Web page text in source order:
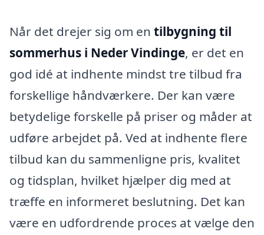
Når det drejer sig om en tilbygning til
sommerhus i Neder Vindinge, er det en
god idé at indhente mindst tre tilbud fra
forskellige håndværkere. Der kan være
betydelige forskelle på priser og måder at
udføre arbejdet på. Ved at indhente flere
tilbud kan du sammenligne pris, kvalitet
og tidsplan, hvilket hjælper dig med at
træffe en informeret beslutning. Det kan
være en udfordrende proces at vælge den